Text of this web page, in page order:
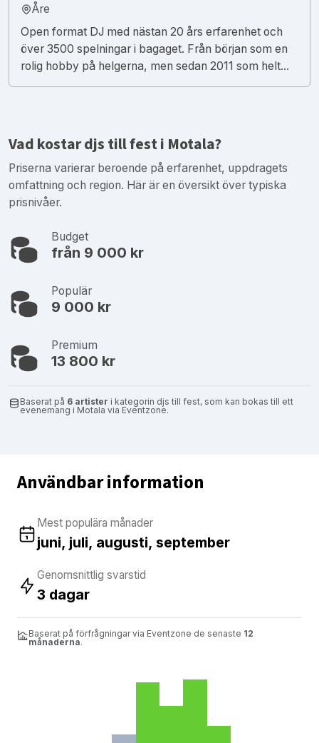
Åre
Open format DJ med nästan 20 års erfarenhet och
över 3500 spelningar i bagaget. Från början som en
rolig hobby på helgerna, men sedan 2011 som helt...
Vad kostar djs till fest i Motala?
Priserna varierar beroende på erfarenhet, uppdragets
omfattning och region. Här är en översikt över typiska
prisnivåer.
Budget
från 9 000 kr
Populär
9 000 kr
Premium
13 800 kr
Baserat på 6 artister i kategorin djs till fest, som kan bokas till ett
evenemang i Motala via Eventzone.
Användbar information
Mest populära månader
juni, juli, augusti, september
Genomsnittlig svarstid
3 dagar
Baserat på förfrågningar via Eventzone de senaste 12
månaderna.